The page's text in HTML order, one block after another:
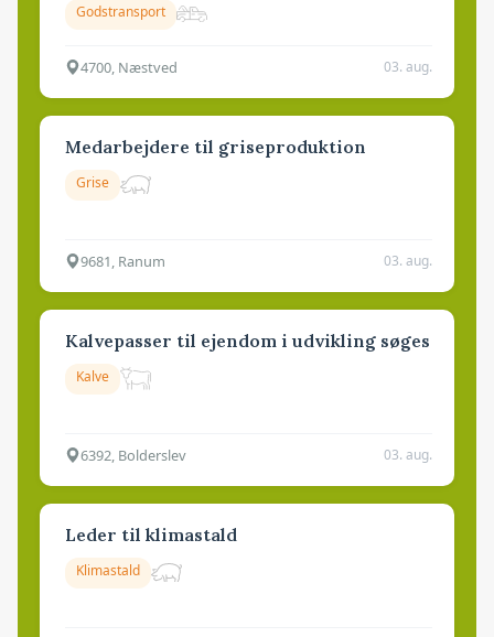
Godstransport
4700, Næstved 03. aug.
Medarbejdere til griseproduktion
Grise
9681, Ranum 03. aug.
Kalvepasser til ejendom i udvikling søges
Kalve
6392, Bolderslev 03. aug.
Leder til klimastald
Klimastald